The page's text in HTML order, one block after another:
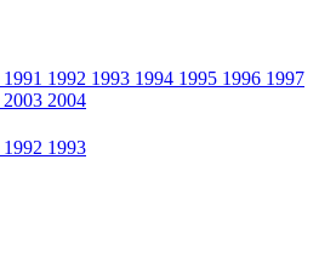
1991 1992 1993 1994 1995 1996 1997
2003 2004
1992 1993